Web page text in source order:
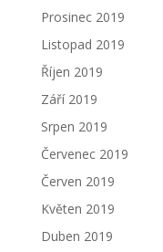
Prosinec 2019
Listopad 2019
Říjen 2019
Září 2019
Srpen 2019
Červenec 2019
Červen 2019
Květen 2019
Duben 2019